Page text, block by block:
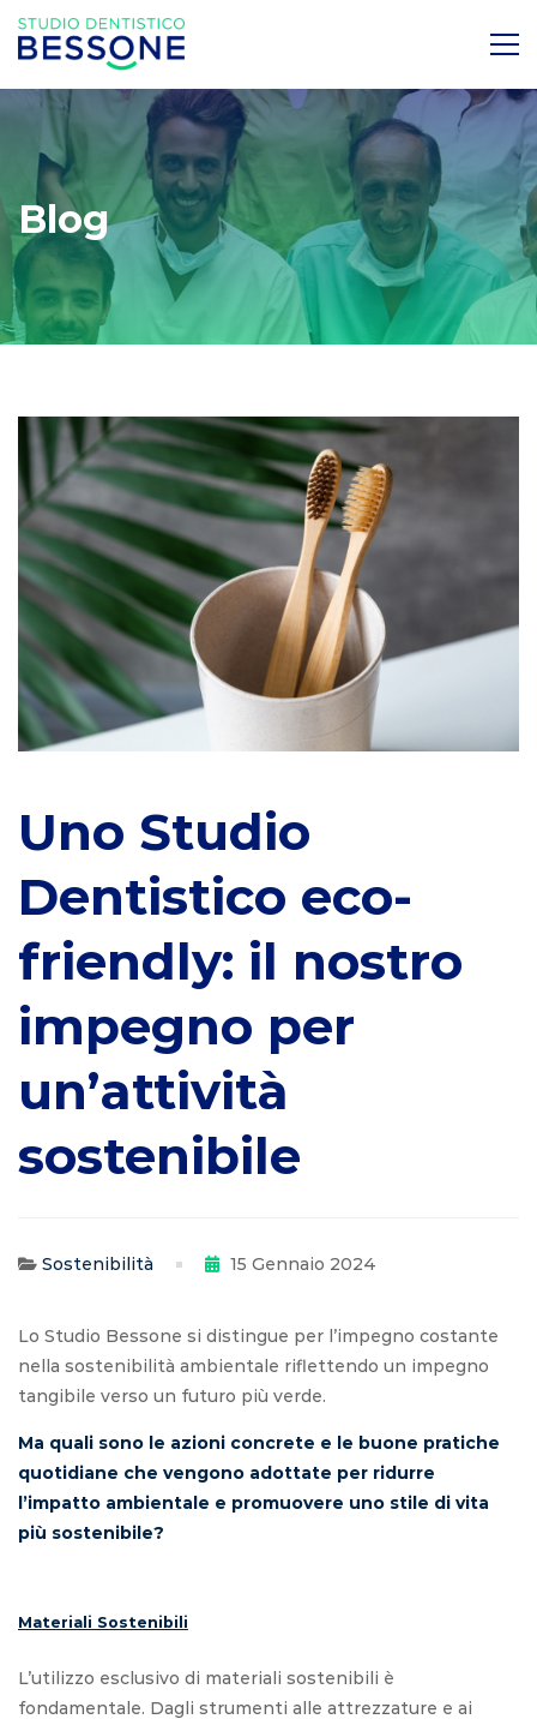
Blog
Uno
Studio
Dentistico
eco-
friendly:
il
impegno
per
un’attività
sostenibile
Uno Studio
Dentistico eco-
friendly: il nostro
impegno per
un’attività
sostenibile
Sostenibilità 15 Gennaio 2024
Lo Studio Bessone si distingue per l’impegno costante
nella sostenibilità ambientale riflettendo un impegno
tangibile verso un futuro più verde.
Ma quali sono le azioni concrete e le buone pratiche
quotidiane che vengono adottate per ridurre
l’impatto ambientale e promuovere uno stile di vita
più sostenibile?
Materiali Sostenibili
L’utilizzo esclusivo di materiali sostenibili è
fondamentale. Dagli strumenti alle attrezzature e ai